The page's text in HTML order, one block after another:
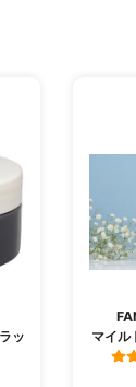
ッ
マイル